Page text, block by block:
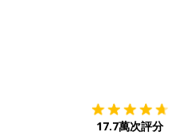
17.7萬次評分